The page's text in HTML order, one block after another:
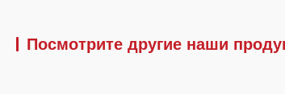
Посмотрите другие наши